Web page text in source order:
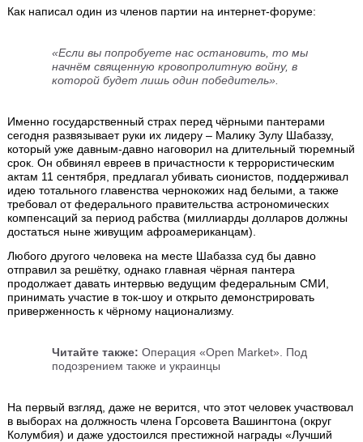
Как написал один из членов партии на интернет-форуме:
«Если вы попробуете нас остановить, то мы
начнём священную кровопролитную войну, в
которой будет лишь один победитель».
Именно государственный страх перед чёрными пантерами
сегодня развязывает руки их лидеру – Малику Зулу Шабаззу,
который уже давным-давно наговорил на длительный тюремный
срок. Он обвинял евреев в причастности к террористическим
актам 11 сентября, предлагал убивать сионистов, поддерживал
идею тотального главенства чернокожих над белыми, а также
требовал от федерального правительства астрономических
компенсаций за период рабства (миллиарды долларов должны
достаться ныне живущим афроамериканцам).
Любого другого человека на месте Шабазза суд бы давно
отправил за решётку, однако главная чёрная пантера
продолжает давать интервью ведущим федеральным СМИ,
принимать участие в ток-шоу и открыто демонстрировать
приверженность к чёрному национализму.
Читайте также: Операция «Open Market». Под
подозрением также и украинцы
На первый взгляд, даже не верится, что этот человек участвовал
в выборах на должность члена Горсовета Вашингтона (округ
Колумбия) и даже удостоился престижной награды «Лучший